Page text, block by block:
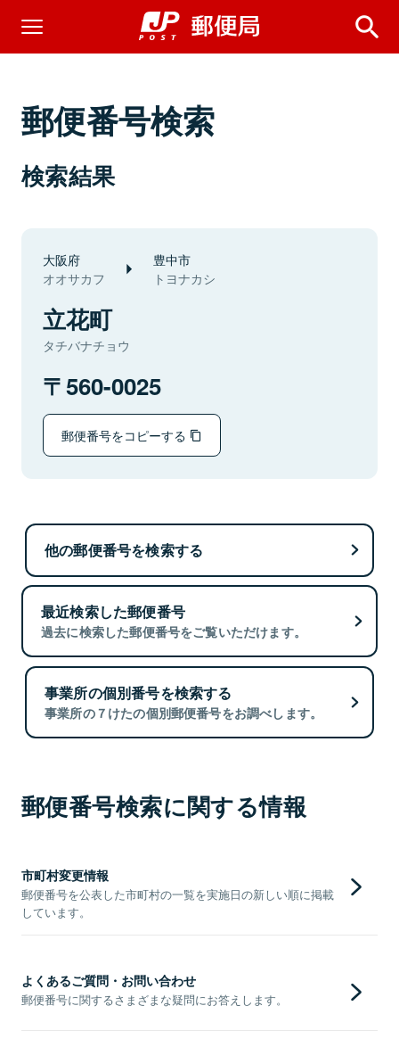
郵便番号検索
検索結果
大阪府
オオサカフ
豊中市
トヨナカシ
立花町
タチバナチョウ
560-0025
郵便番号をコピーする
他の郵便番号を検索する
最近検索した郵便番号
過去に検索した郵便番号をご覧いただけます。
事業所の個別番号を検索する
事業所の７けたの個別郵便番号をお調べします。
郵便番号検索に関する情報
市町村変更情報
郵便番号を公表した市町村の一覧を実施日の新しい順に掲載
しています。
よくあるご質問・お問い合わせ
郵便番号に関するさまざまな疑問にお答えします。